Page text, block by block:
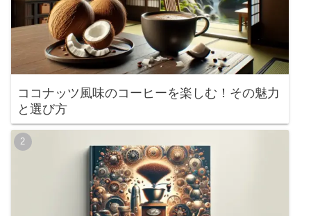
ココナッツ風味のコーヒーを楽しむ！その魅力
と選び方